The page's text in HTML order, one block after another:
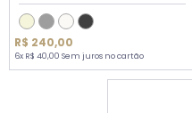
R$ 240,00
6x R$ 40,00 Sem juros no cartão